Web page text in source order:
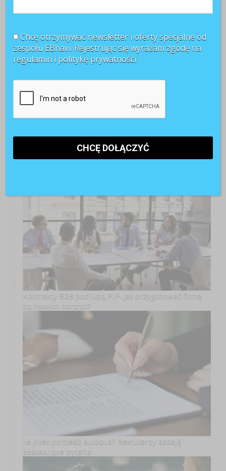
TOP 3 miesiąca
Kontrakty B2B pod lupą PIP. Jak przygotować firmę
do nowych kontroli?
Ile piłek pomieści autobus? Rekruterzy zadają
zaskakujące pytania
Chcę otrzymywać newsletter i oferty specjalne od
zespołu EBnavi. Rejestrując się wyrażam zgodę na
regulamin i politykę prywatności